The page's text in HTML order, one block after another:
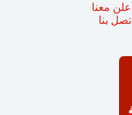
أعلن معنا
اتصل بنا